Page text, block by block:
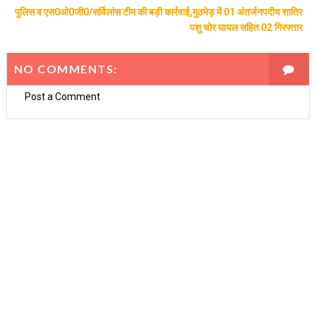
पुलिस व एस0ओ0जी0/सर्विलांस टीम की बड़ी कार्रवाई,मुठभेड़ में 01 अंतर्जनपदीय शातिर
पशु चोर घायल सहित 02 गिरफ्तार
NO COMMENTS:
Post a Comment